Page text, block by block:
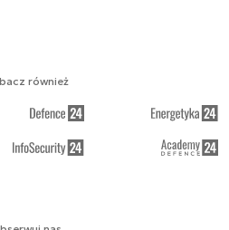
również